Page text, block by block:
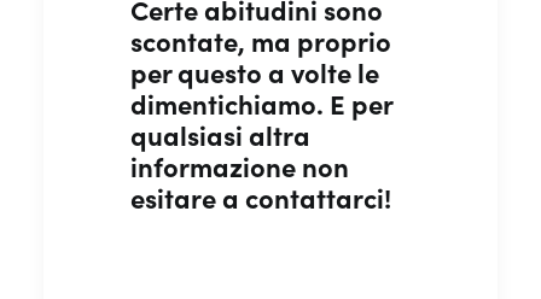
Certe abitudini sono
scontate, ma proprio
per questo a volte le
dimentichiamo. E per
qualsiasi altra
informazione non
esitare a contattarci!